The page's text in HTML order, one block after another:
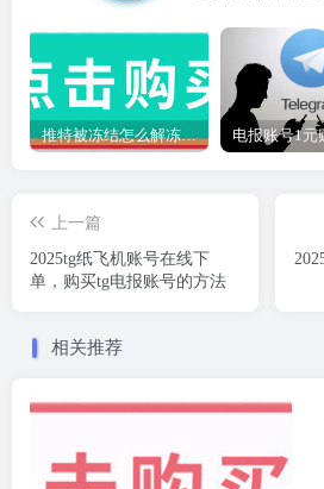
推特被冻结怎么解冻？积极配合，详细解释并承诺遵守推特使用规定
上一篇
2025tg纸飞机账号在线下
单，购买tg电报账号的方法
相关推荐